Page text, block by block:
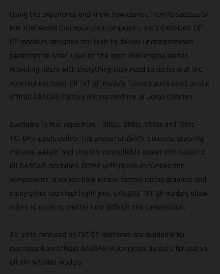
Using the experience and know-how earned from 15 successful
FIM Trial World Championship campaigns, each GASAGAS TXT
GP model is designed and built to deliver uncompromised
performance when used on the most challenging terrain.
Providing riders with everything they need to perform at the
very highest level, all TXT GP models feature parts used on the
official GASGAS Factory Racing machine of Jorge Casales.
Available in four capacities – 300cc, 280cc, 250cc and 125cc –
TXT GP models deliver the proven stability, accurate steering,
minimal weight and smooth, controllable power attributed to
all GASGAS machines. Fitted with premium suspension
components, a carbon fibre airbox, factory racing graphics and
many other technical highlights, GASGAS TXT GP models allow
riders to excel no matter how difficult the competition.
All parts featured on TXT GP machines are available for
purchase from official GASGAS Motorcycles dealers, for use on
all TXT RACING models.